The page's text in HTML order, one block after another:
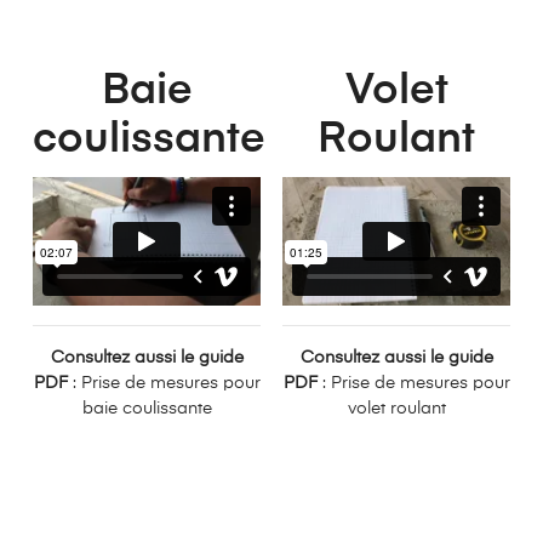
Baie
coulissante
Consultez aussi le guide
PDF : Prise de mesures pour
baie coulissante
Volet
Roulant
Consultez aussi le guide
PDF : Prise de mesures pour
volet roulant